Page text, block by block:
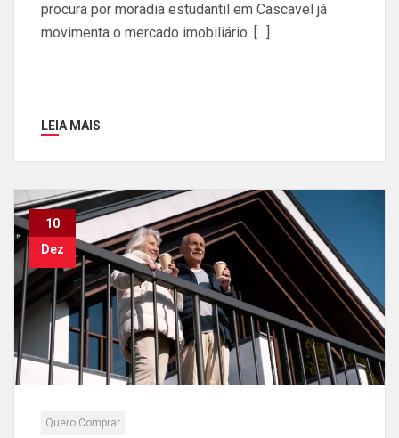
procura por moradia estudantil em Cascavel já
movimenta o mercado imobiliário. […]
LEIA MAIS
10
Dez
Quero Comprar